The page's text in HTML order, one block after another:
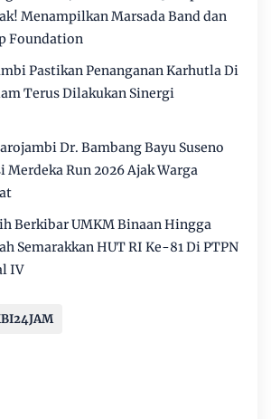
Menampilkan Marsada Band dan
Foundation
Pastikan Penanganan Karhutla Di
Terus Dilakukan Sinergi
Dr. Bambang Bayu Suseno
Merdeka Run 2026 Ajak Warga
Berkibar UMKM Binaan Hingga
Semarakkan HUT RI Ke-81 Di PTPN
IV